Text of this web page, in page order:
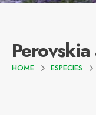
HOME ESPECIES